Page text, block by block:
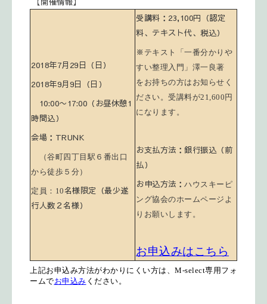
2018年7月29日（日）
2018年9月9日（日）
10:00〜17:00（お昼休憩1
時間込）
会場：TRUNK
（谷町四丁目駅 ６ 番出口
から徒歩 ５ 分）
定員：10名様限定 （最少遂
行人数２名様）
受講料：23,100円（認定
料、テキスト代、税込）
※ テキスト「一番分かりや
すい整理入門」澤一良著
をお持ちの方はお知らせく
ださい。受講料が21,600円
になります。
お支払方法：銀行振込（前
払）
お申込方法： ハウスキーピ
ング協会のホームページよ
りお願いします。
お申込みはこちら
上記お申込み方法がわかりにくい方は、M-select専用フォ
ームでお申込み ください。